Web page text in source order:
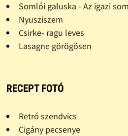
Somlói galuska - Az igazi
Nyusziszem
Csirke- ragu leves
Lasagne görögösen
RECEPT FOTÓ
Retró szendvics
Cigány pecsenye